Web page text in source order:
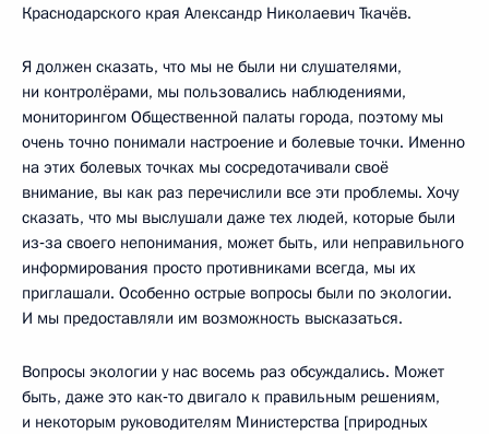
Краснодарского края Александр Николаевич Ткачёв.
Я должен сказать, что мы не были ни слушателями,
ни контролёрами, мы пользовались наблюдениями,
мониторингом Общественной палаты города, поэтому мы
очень точно понимали настроение и болевые точки. Именно
на этих болевых точках мы сосредотачивали своё
внимание, вы как раз перечислили все эти проблемы. Хочу
сказать, что мы выслушали даже тех людей, которые были
из‑за своего непонимания, может быть, или неправильного
информирования просто противниками всегда, мы их
приглашали. Особенно острые вопросы были по экологии.
И мы предоставляли им возможность высказаться.
Вопросы экологии у нас восемь раз обсуждались. Может
быть, даже это как‑то двигало к правильным решениям,
и некоторым руководителям Министерства [природных